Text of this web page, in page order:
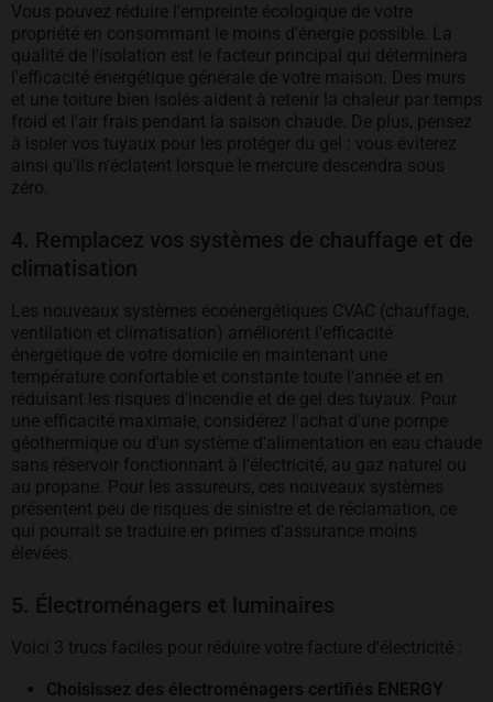
Vous pouvez réduire l'empreinte écologique de votre
propriété en consommant le moins d'énergie possible. La
qualité de l'isolation est le facteur principal qui déterminera
l'efficacité énergétique générale de votre maison. Des murs
et une toiture bien isolés aident à retenir la chaleur par temps
froid et l'air frais pendant la saison chaude. De plus, pensez
à isoler vos tuyaux pour les protéger du gel : vous éviterez
ainsi qu'ils n'éclatent lorsque le mercure descendra sous
zéro.
4. Remplacez vos systèmes de chauffage et de
climatisation
Les nouveaux systèmes écoénergétiques CVAC (chauffage,
ventilation et climatisation) améliorent l'efficacité
énergétique de votre domicile en maintenant une
température confortable et constante toute l'année et en
réduisant les risques d'incendie et de gel des tuyaux. Pour
une efficacité maximale, considérez l'achat d'une pompe
géothermique ou d'un système d'alimentation en eau chaude
sans réservoir fonctionnant à l'électricité, au gaz naturel ou
au propane. Pour les assureurs, ces nouveaux systèmes
présentent peu de risques de sinistre et de réclamation, ce
qui pourrait se traduire en primes d'assurance moins
élevées.
5. Électroménagers et luminaires
Voici 3 trucs faciles pour réduire votre facture d'électricité :
Choisissez des électroménagers certifiés ENERGY